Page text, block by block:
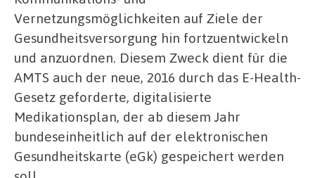
Vernetzungsmöglichkeiten auf Ziele der
Gesundheitsversorgung hin fortzuentwickeln
und anzuordnen. Diesem Zweck dient für die
AMTS auch der neue, 2016 durch das E-Health-
Gesetz geforderte, digitalisierte
Medikationsplan, der ab diesem Jahr
bundeseinheitlich auf der elektronischen
Gesundheitskarte (eGk) gespeichert werden